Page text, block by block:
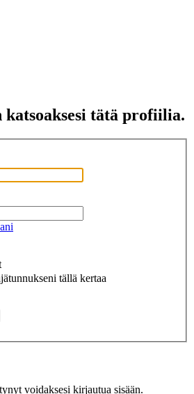
tätä profiilia.
tällä kertaa
voidaksesi kirjautua sisään.